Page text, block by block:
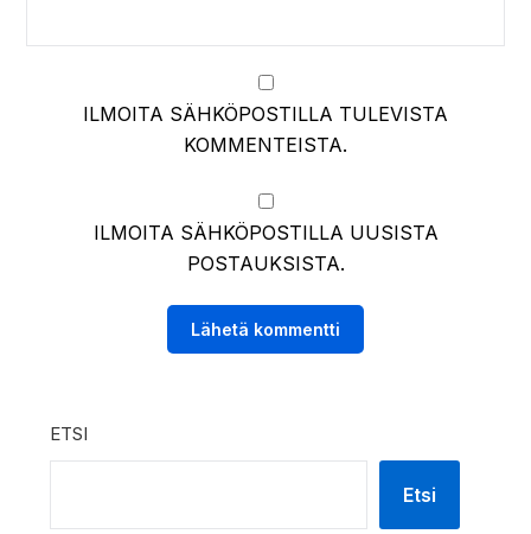
ILMOITA SÄHKÖPOSTILLA TULEVISTA
KOMMENTEISTA.
ILMOITA SÄHKÖPOSTILLA UUSISTA
POSTAUKSISTA.
ETSI
Etsi